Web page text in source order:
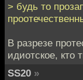
> будь то
В разрезе
идиотское, кто
SS20 »